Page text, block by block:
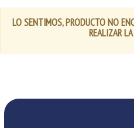
LO SENTIMOS, PRODUCTO NO
REALIZAR